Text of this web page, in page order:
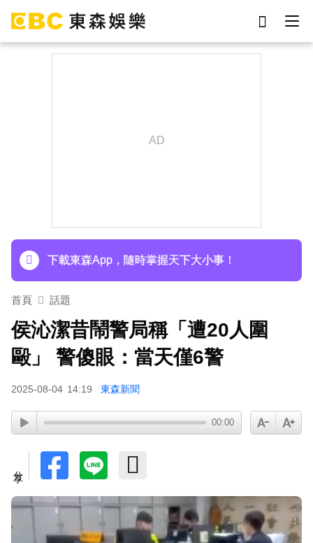
下載東森App，隨時掌握天下大小事！
首頁 話題
侯沁潔昔鬧警局稱「遭20人圍
毆」 警傻眼：當天僅6警
2025-08-04 14:19 東森新聞
00:00